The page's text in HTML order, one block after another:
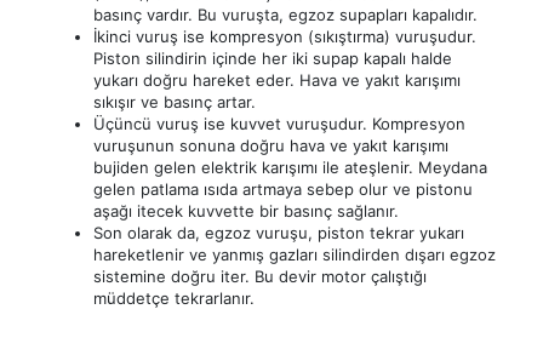
basınç vardır. Bu vuruşta, egzoz supapları kapalıdır.
İkinci vuruş ise kompresyon (sıkıştırma) vuruşudur.
Piston silindirin içinde her iki supap kapalı halde
yukarı doğru hareket eder. Hava ve yakıt karışımı
sıkışır ve basınç artar.
Üçüncü vuruş ise kuvvet vuruşudur. Kompresyon
vuruşunun sonuna doğru hava ve yakıt karışımı
bujiden gelen elektrik karışımı ile ateşlenir. Meydana
gelen patlama ısıda artmaya sebep olur ve pistonu
aşağı itecek kuvvette bir basınç sağlanır.
Son olarak da, egzoz vuruşu, piston tekrar yukarı
hareketlenir ve yanmış gazları silindirden dışarı egzoz
sistemine doğru iter. Bu devir motor çalıştığı
müddetçe tekrarlanır.